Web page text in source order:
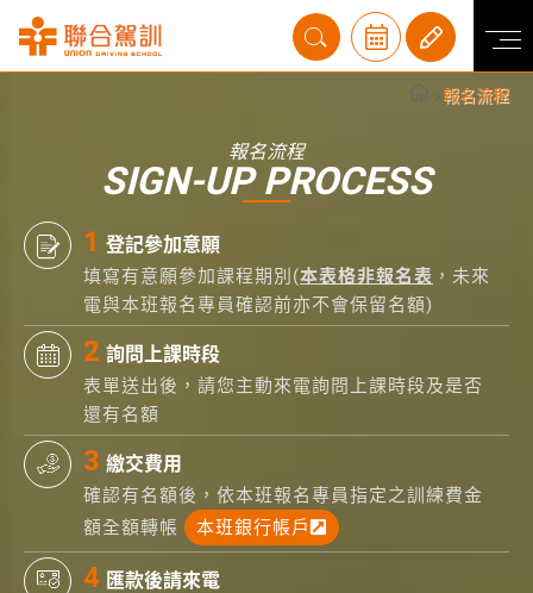
報名流程
報名流程
SIGN-UP PROCESS
登記參加意願
填寫有意願參加課程期別(本表格非報名表 ，未來
電與本班報名專員確認前亦不會保留名額)
詢問上課時段
表單送出後，請您主動來電詢問上課時段及是否
還有名額
繳交費用
確認有名額後，依本班報名專員指定之訓練費金
額全額轉帳
本班銀行帳戶
匯款後請來電